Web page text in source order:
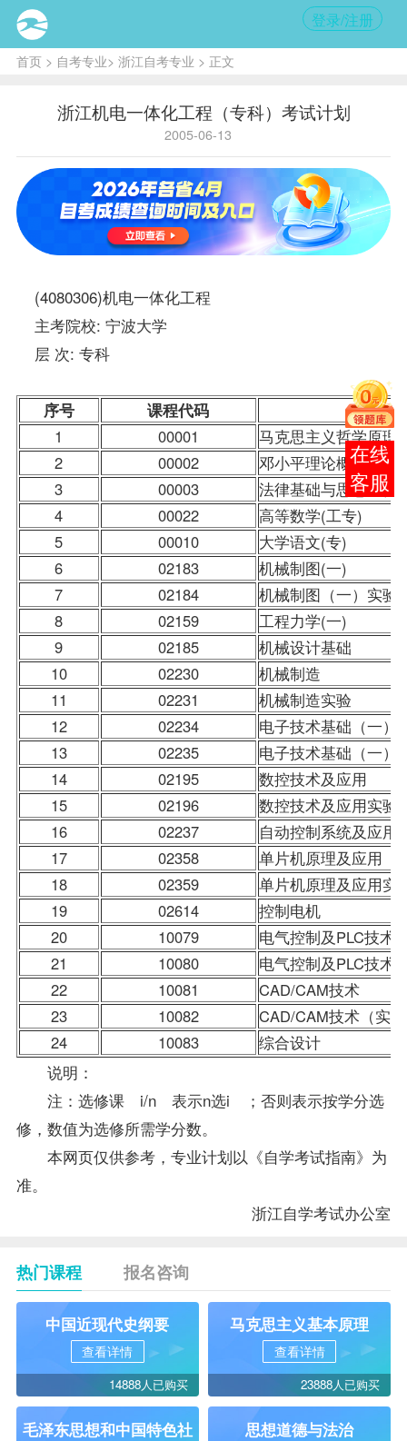
登录/注册
首页> 自考专业> 浙江自考专业 > 正文
浙江机电一体化工程（专科）考试计划
2005-06-13
(4080306)机电一体化工程
主考院校: 宁波大学
层 次: 专科
序号 课程代码
1
00001
马克思主义哲学原理
2
00002
邓小平理论概论
3
00003
法律基础与思想道德
4
00022
高等数学(工专)
5
00010 大学语文(专)
6
02183
机械制图(一)
7
02184
机械制图（一）实验
8
02159
工程力学(一)
9
02185
机械设计基础
10
02230
机械制造
11
02231
机械制造实验
12
02234
电子技术基础（一）
13
02235
电子技术基础（一）
14
02195
数控技术及应用
15
02196
数控技术及应用实验
16
02237
自动控制系统及应用
17
02358
单片机原理及应用
18
02359
单片机原理及应用实
19
02614
控制电机
20
10079
电气控制及PLC技术
21
10080
电气控制及PLC技术
22
10081
CAD/CAM技术
23
10082
CAD/CAM技术（实
24
10083 综合设计
说明：
注：选修课 i/n 表示n选i ；否则表示按学分选
修，数值为选修所需学分数。
本网页仅供参考，专业计划以《自学考试指南》为
准。
浙江自学考试办公室
热门课程 报名咨询
中国近现代史纲要
查看详情
14888人已购买
马克思主义基本原理
查看详情
23888人已购买
毛泽东思想和中国特色社
思想道德与法治
在线
客服